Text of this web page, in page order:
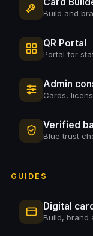
Build and
QR Portal
Portal for
Admin
Cards,
Verified
Blue trust
GUIDES
Digital
Build, brand